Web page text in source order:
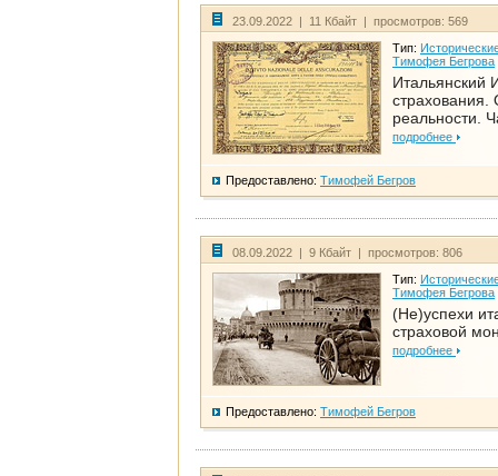
23.09.2022 | 11 Кбайт | просмотров: 569
Тип:
Тимофея Бегрова
Итальянский
страхования.
реальности.
подробнее
Предоставлено: Тимофей Бегров
08.09.2022 | 9 Кбайт | просмотров: 806
Тип:
Тимофея Бегрова
(Не)успехи
страховой
подробнее
Предоставлено: Тимофей Бегров